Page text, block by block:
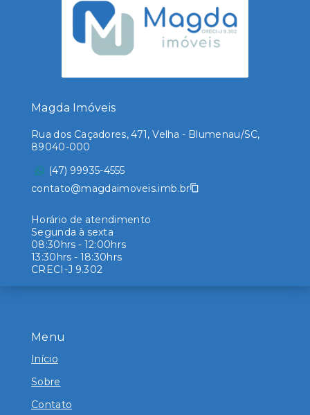
Menu
Início
Sobre
Contato
Magda Imóveis
Rua dos Caçadores, 471, Velha - Blumenau/SC,
89040-000
(47) 99935-4555
contato@magdaimoveis.imb.br
Horário de atendimento
Segunda à sexta
08:30hrs - 12:00hrs
13:30hrs - 18:30hrs
CRECI-J 9.302